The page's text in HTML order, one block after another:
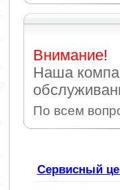
Внимание!
Наша
По всем
Сервисный